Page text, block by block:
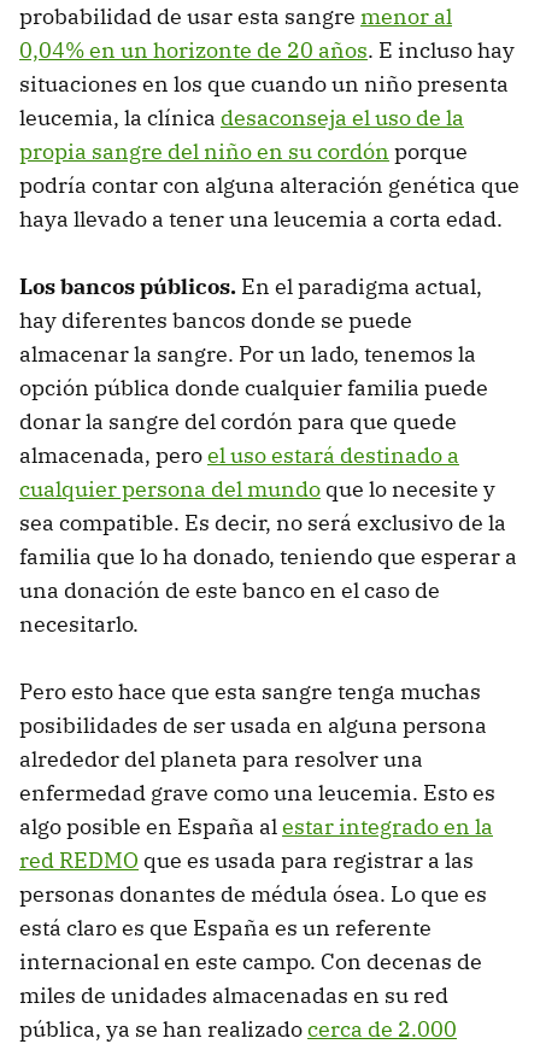
probabilidad de usar esta sangre menor al
0,04% en un horizonte de 20 años. E incluso hay
situaciones en los que cuando un niño presenta
leucemia, la clínica desaconseja el uso de la
propia sangre del niño en su cordón porque
podría contar con alguna alteración genética que
haya llevado a tener una leucemia a corta edad.
Los bancos públicos. En el paradigma actual,
hay diferentes bancos donde se puede
almacenar la sangre. Por un lado, tenemos la
opción pública donde cualquier familia puede
donar la sangre del cordón para que quede
almacenada, peroel uso estará destinado a
cualquier persona del mundo que lo necesite y
sea compatible. Es decir, no será exclusivo de la
familia que lo ha donado, teniendo que esperar a
una donación de este banco en el caso de
necesitarlo.
Pero esto hace que esta sangre tenga muchas
posibilidades de ser usada en alguna persona
alrededor del planeta para resolver una
enfermedad grave como una leucemia. Esto es
algo posible en España alestar integrado en la
red REDMO que es usada para registrar a las
personas donantes de médula ósea. Lo que es
está claro es que España es un referente
internacional en este campo. Con decenas de
miles de unidades almacenadas en su red
pública, ya se han realizadocerca de 2.000